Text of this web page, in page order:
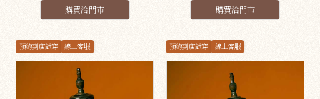
購買洽門市 購買洽門市
預約到店試穿 線上客服 預約到店試穿 線上客服